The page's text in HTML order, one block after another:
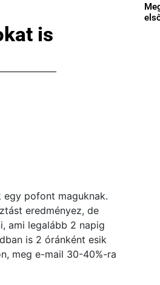
is
pofont maguknak.
eredményez, de
ami legalább 2 napig
is 2 óránként esik
meg e-mail 30-40%-ra